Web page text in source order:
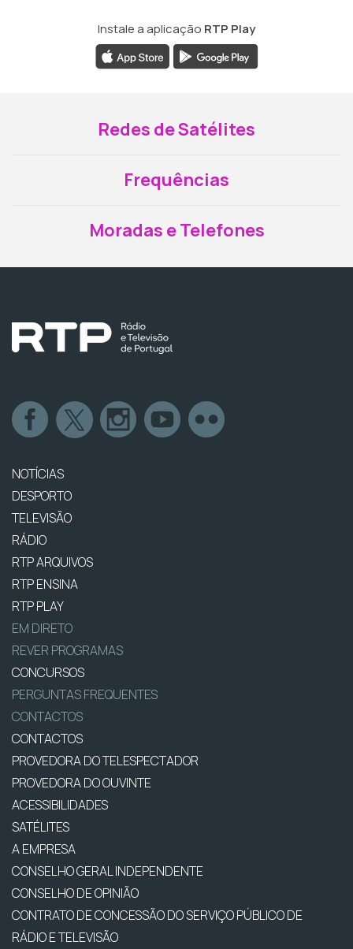
Instale a aplicação RTP Play
Redes de Satélites
Frequências
Moradas e Telefones
NOTÍCIAS
DESPORTO
TELEVISÃO
RÁDIO
RTP ARQUIVOS
RTP ENSINA
RTP PLAY
EM DIRETO
REVER PROGRAMAS
CONCURSOS
PERGUNTAS FREQUENTES
CONTACTOS
CONTACTOS
PROVEDORA DO TELESPECTADOR
PROVEDORA DO OUVINTE
ACESSIBILIDADES
SATÉLITES
A EMPRESA
CONSELHO GERAL INDEPENDENTE
CONSELHO DE OPINIÃO
CONTRATO DE CONCESSÃO DO SERVIÇO PÚBLICO DE
RÁDIO E TELEVISÃO